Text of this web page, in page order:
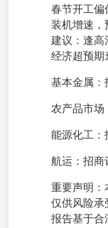
春节开工偏
装机增速，
建议：逢高
经济超预期
基本金属：
农产品市场
能源化工：
航运：招商
重要声明：
仅供风险承
报告基于合